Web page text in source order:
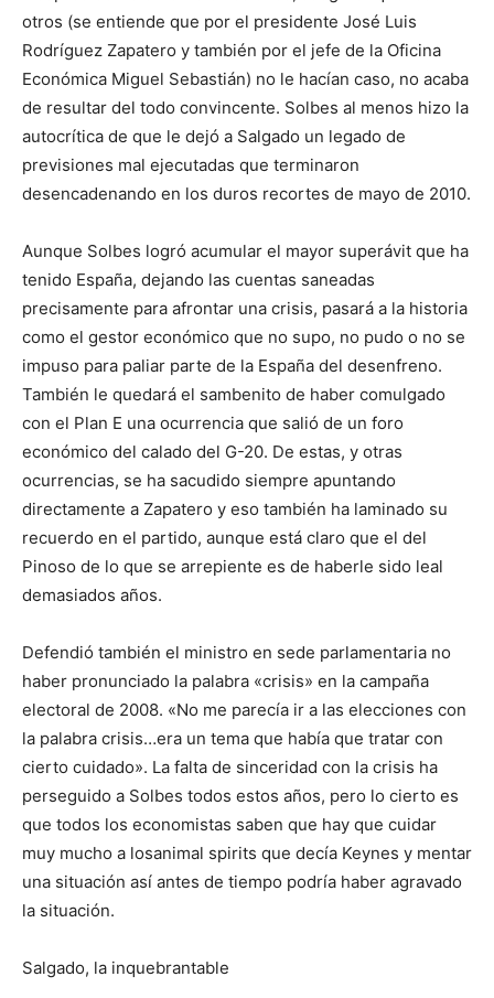
otros (se entiende que por el presidente José Luis
Rodríguez Zapatero y también por el jefe de la Oficina
Económica Miguel Sebastián) no le hacían caso, no acaba
de resultar del todo convincente. Solbes al menos hizo la
autocrítica de que le dejó a Salgado un legado de
previsiones mal ejecutadas que terminaron
desencadenando en los duros recortes de mayo de 2010.
Aunque Solbes logró acumular el mayor superávit que ha
tenido España, dejando las cuentas saneadas
precisamente para afrontar una crisis, pasará a la historia
como el gestor económico que no supo, no pudo o no se
impuso para paliar parte de la España del desenfreno.
También le quedará el sambenito de haber comulgado
con el Plan E una ocurrencia que salió de un foro
económico del calado del G-20. De estas, y otras
ocurrencias, se ha sacudido siempre apuntando
directamente a Zapatero y eso también ha laminado su
recuerdo en el partido, aunque está claro que el del
Pinoso de lo que se arrepiente es de haberle sido leal
demasiados años.
Defendió también el ministro en sede parlamentaria no
haber pronunciado la palabra «crisis» en la campaña
electoral de 2008. «No me parecía ir a las elecciones con
la palabra crisis…era un tema que había que tratar con
cierto cuidado». La falta de sinceridad con la crisis ha
perseguido a Solbes todos estos años, pero lo cierto es
que todos los economistas saben que hay que cuidar
muy mucho a losanimal spirits que decía Keynes y mentar
una situación así antes de tiempo podría haber agravado
la situación.
Salgado, la inquebrantable